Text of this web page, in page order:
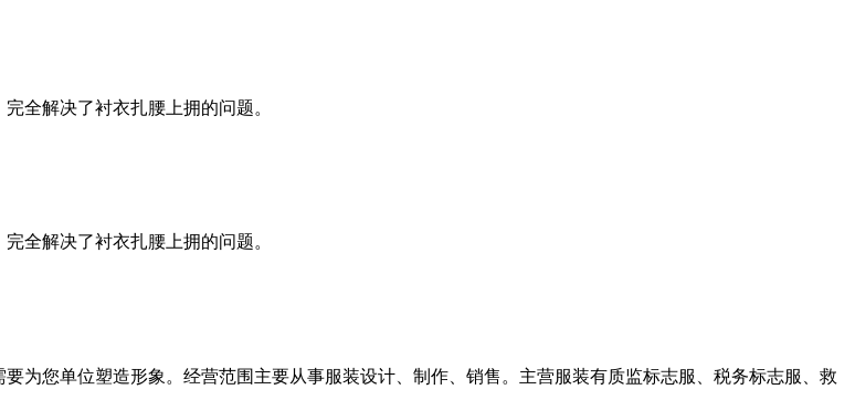
全解决了衬衣扎腰上拥的问题。
全解决了衬衣扎腰上拥的问题。
为您单位塑造形象。经营范围主要从事服装设计、制作、销售。主营服装有质监标志服、税务标志服、救